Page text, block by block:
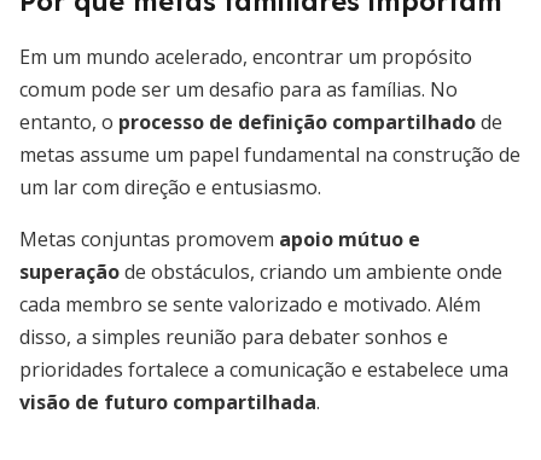
Em um mundo acelerado, encontrar um propósito
comum pode ser um desafio para as famílias. No
entanto, o processo de definição compartilhadode
metas assume um papel fundamental na construção de
um lar com direção e entusiasmo.
Metas conjuntas promovem apoio mútuo e
superaçãode obstáculos, criando um ambiente onde
cada membro se sente valorizado e motivado. Além
disso, a simples reunião para debater sonhos e
prioridades fortalece a comunicação e estabelece uma
visão de futuro compartilhada.